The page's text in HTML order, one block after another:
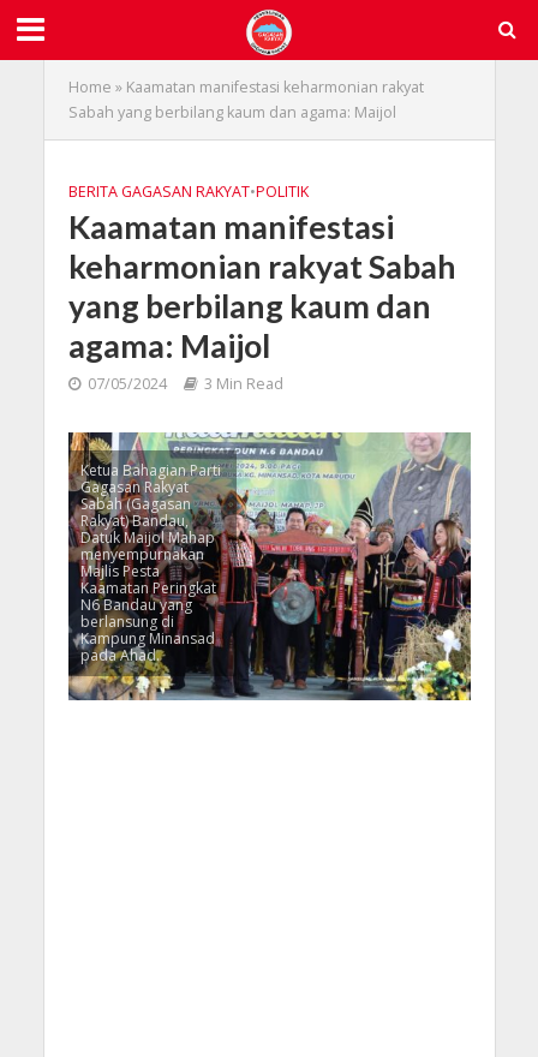
Home » Kaamatan manifestasi keharmonian rakyat
Sabah yang berbilang kaum dan agama: Maijol
BERITA GAGASAN RAKYAT•POLITIK
Kaamatan manifestasi
keharmonian rakyat Sabah
yang berbilang kaum dan
agama: Maijol
07/05/2024 3 Min Read
Ketua Bahagian Parti
Gagasan Rakyat
Sabah (Gagasan
Rakyat) Bandau,
Datuk Maijol Mahap
menyempurnakan
Majlis Pesta
Kaamatan Peringkat
N6 Bandau yang
berlansung di
Kampung Minansad
pada Ahad.